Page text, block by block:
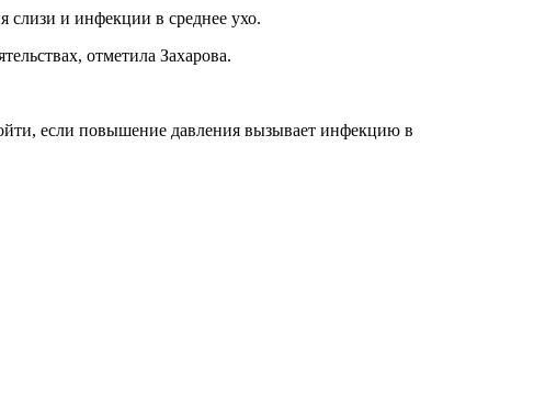
слизи и инфекции в среднее ухо.
отметила Захарова.